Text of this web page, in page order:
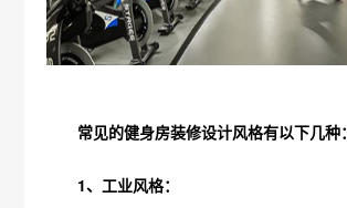
常见的健身房装修设计风格有以下几种：
1、工业风格：